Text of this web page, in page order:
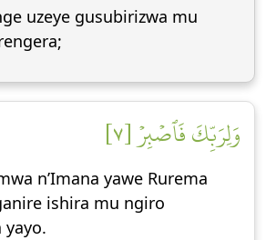
uzeye gusubirizwa mu
وَلِرَبِّكَ فَٱصۡبِرۡ [٧]
n’Imana yawe Rurema
ishira mu ngiro
yayo.